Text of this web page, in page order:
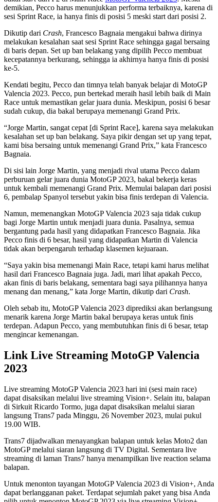
demikian, Pecco harus menunjukkan performa terbaiknya, karena di
sesi Sprint Race, ia hanya finis di posisi 5 meski start dari posisi 2.
Dikutip dari Crash, Francesco Bagnaia mengakui bahwa dirinya
melakukan kesalahan saat sesi Sprint Race sehingga gagal bersaing
di baris depan. Set up ban belakang yang dipilih Pecco membuat
kecepatannya berkurang, sehingga ia akhirnya hanya finis di posisi
ke-5.
Kendati begitu, Pecco dan timnya telah banyak belajar di MotoGP
Valencia 2023. Pecco, pun bertekad meraih hasil lebih baik di Main
Race untuk memastikan gelar juara dunia. Meskipun, posisi 6 besar
sudah cukup, dia bakal berupaya memenangi Grand Prix.
“Jorge Martin, sangat cepat [di Sprint Race], karena saya melakukan
kesalahan set up ban belakang. Saya pikir dengan set up yang tepat,
kami bisa bersaing untuk memenangi Grand Prix,” kata Francesco
Bagnaia.
Di sisi lain Jorge Martin, yang menjadi rival utama Pecco dalam
perburuan gelar juara dunia MotoGP 2023, bakal bekerja keras
untuk kembali memenangi Grand Prix. Memulai balapan dari posisi
6, pembalap Spanyol tersebut yakin bisa finis terdepan di Valencia.
Namun, memenangkan MotoGP Valencia 2023 saja tidak cukup
bagi Jorge Martin untuk menjadi juara dunia. Pasalnya, semua
bergantung pada hasil yang didapatkan Francesco Bagnaia. Jika
Pecco finis di 6 besar, hasil yang didapatkan Martin di Valencia
tidak akan berpengaruh terhadap klasemen kejuaraan.
“Saya yakin bisa memenangi Main Race, tetapi kami harus melihat
hasil dari Francesco Bagnaia juga. Jadi, mari lihat apakah Pecco,
akan finis di baris belakang, sementara bagi saya pilihannya hanya
menang dan menang,” kata Jorge Martin, dikutip dari Crash.
Oleh sebab itu, MotoGP Valencia 2023 diprediksi akan berlangsung
menarik karena Jorge Martin bakal berupaya keras untuk finis
terdepan. Adapun Pecco, yang membutuhkan finis di 6 besar, tetap
mengincar kemenangan.
Link Live Streaming MotoGP Valencia
2023
Live streaming MotoGP Valencia 2023 hari ini (sesi main race)
dapat disaksikan melalui live streaming Vision+. Selain itu, balapan
di Sirkuit Ricardo Tormo, juga dapat disaksikan melalui siaran
langsung Trans7 pada Minggu, 26 November 2023, mulai pukul
19.00 WIB.
Trans7 dijadwalkan menayangkan balapan untuk kelas Moto2 dan
MotoGP melalui siaran langsung di TV Digital. Sementara live
streaming di laman Trans7 hanya menampilkan live reaction selama
balapan.
Untuk menonton tayangan MotoGP Valencia 2023 di Vision+, Anda
dapat berlangganan paket. Terdapat sejumlah paket yang bisa Anda